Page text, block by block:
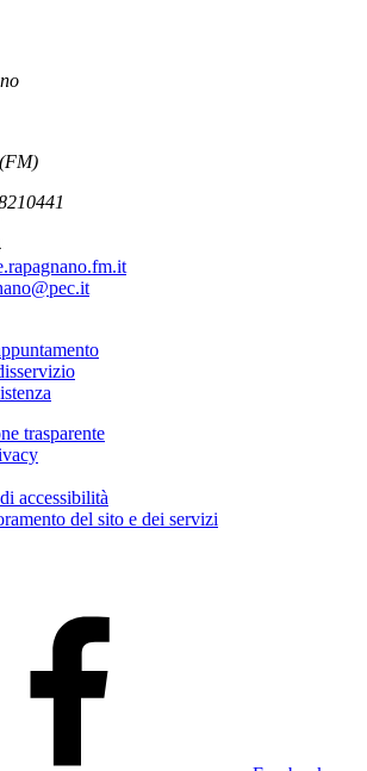
trasparente
accessibilità
del sito e dei servizi